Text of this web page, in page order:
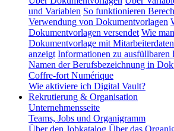
und Variablen So funktionieren
Verwendung von Dokumentvorlagen
Dokumentvorlagen versendet Wie
Dokumentvorlage mit
anzeigt Informationen zu ausfüllbaren
Namen der Berufsbezeichnung in
Coffre-fort Numérique
Wie aktiviere ich Digital Vault?
Rekrutierung & Organisation
Unternehmensseite
Teams, Jobs und Organigramm
Über den Jobkatalog Über das